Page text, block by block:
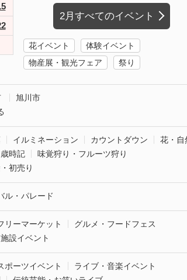
2月すべてのイベント
花イベント
体験イベント
物産展・観光フェア
祭り
旭川市
イルミネーション カウントダウン
花・自
時記
味覚狩り・フルーツ狩り
初売り
ル・パレード
リーマーケット
グルメ・フードフェス
設イベント
ポーツイベント
ライブ・音楽イベント